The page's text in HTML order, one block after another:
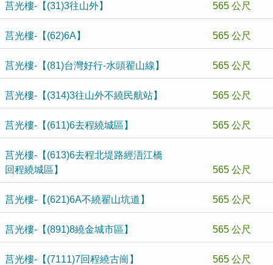
莒光樓-【(31)3往山外】 565 公尺
莒光樓-【(62)6A】 565 公尺
莒光樓-【(81)台灣好行-水頭翟山線】 565 公尺
莒光樓-【(314)3往山外不繞民航站】 565 公尺
莒光樓-【(611)6去程繞城區】 565 公尺
莒光樓-【(613)6去程北堤路經浯江橋
回程繞城區】
565 公尺
莒光樓-【(621)6A不繞翟山坑道】 565 公尺
莒光樓-【(891)8繞金城市區】 565 公尺
莒光樓-【(7111)7回程繞古崗】 565 公尺